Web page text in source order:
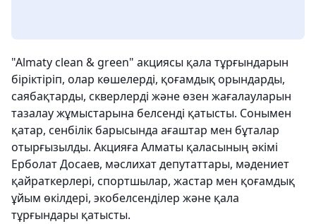
"Almaty clean & green" акциясы қала тұрғындарын
біріктіріп, олар көшелерді, қоғамдық орындарды,
саябақтарды, скверлерді және өзен жағалауларын
тазалау жұмыстарына белсенді қатысты. Сонымен
қатар, сенбілік барысында ағаштар мен бұталар
отырғызылды. Акцияға Алматы қаласының әкімі
Ерболат Досаев, мәслихат депутаттары, мәдениет
қайраткерлері, спортшылар, жастар мен қоғамдық
ұйым өкілдері, экобелсенділер және қала
тұрғындары қатысты.